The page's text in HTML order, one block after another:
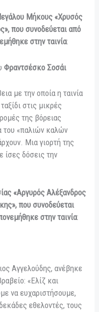
Μήκους «Χρυσός
που συνοδεύεται από
στην ταινία:
Φραντσέσκο Σοσάι
με την οποία η ταινία
στις μικρές
της βόρειας
του «παλιών καλών
Μια γιορτή της
ίσες δόσεις την
«Αργυρός Αλέξανδρος
που συνοδεύεται
στην ταινία:
Αγγελούδης, ανέβηκε
«Ελίζ και
να ευχαριστήσουμε,
εθελοντές, τους